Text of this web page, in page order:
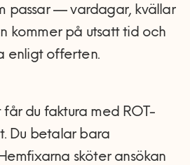
passar — vardagar, kvällar
kommer på utsatt tid och
enligt offerten.
du faktura med ROT-
Du betalar bara
sköter ansökan